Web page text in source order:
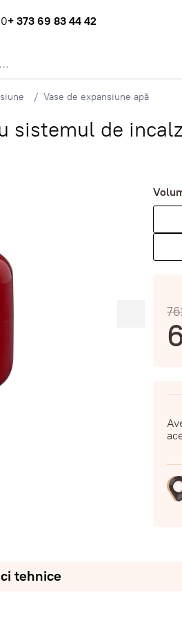
+ 373 69 83 44 42
Vase de expansiune apă
sistemul de
tehnice